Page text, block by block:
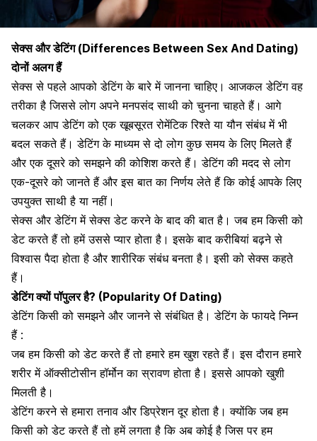
सेक्स और डेटिंग (Differences Between Sex And Dating)
दोनों अलग हैं
सेक्स से पहले आपको डेटिंग के बारे में जानना चाहिए। आजकल डेटिंग वह
तरीका है जिससे लोग अपने मनपसंद साथी को चुनना चाहते हैं। आगे
चलकर आप डेटिंग को एक खूबसूरतरोमेंटिक रिश्तेया यौन संबंध में भी
बदल सकते हैं। डेटिंग के माध्यम से दो लोग कुछ समय के लिए मिलते हैं
और एक दूसरे को समझने की कोशिश करते हैं। डेटिंग की मदद से लोग
एक-दूसरे को जानते हैं और इस बात का निर्णय लेते हैं कि कोई आपके लिए
उपयुक्त साथी है या नहीं।
सेक्स और डेटिंग में सेक्स डेट करने के बाद की बात है। जब हम किसी को
डेट करते हैं तो हमें उससे प्यार होता है। इसके बाद करीबियां बढ़ने से
विश्वास पैदा होता है और शारीरिक संबंध बनता है। इसी को सेक्स कहते
हैं।
डेटिंग क्यों पॉपुलर है? (Popularity Of Dating)
डेटिंग किसी को समझने और जानने से संबंधित है। डेटिंग के फायदे निम्न
हैं :
जब हम किसी को डेट करते हैं तो हमारे हम खुश रहते हैं। इस दौरान हमारे
शरीर में ऑक्सीटोसीन हॉर्मोन का स्रावण होता है। इससे आपको खुशी
मिलती है।
डेटिंग करने से हमारा तनाव और डिप्रेशन दूर होता है। क्योंकि जब हम
किसी को डेट करते हैं तो हमें लगता है कि अब कोई है जिस पर हम